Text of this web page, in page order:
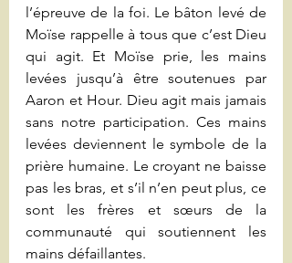
l’épreuve de la foi. Le bâton levé de
Moïse rappelle à tous que c’est Dieu
qui agit. Et Moïse prie, les mains
levées jusqu’à être soutenues par
Aaron et Hour. Dieu agit mais jamais
sans notre participation. Ces mains
levées deviennent le symbole de la
prière humaine. Le croyant ne baisse
pas les bras, et s’il n’en peut plus, ce
sont les frères et sœurs de la
communauté qui soutiennent les
mains défaillantes.